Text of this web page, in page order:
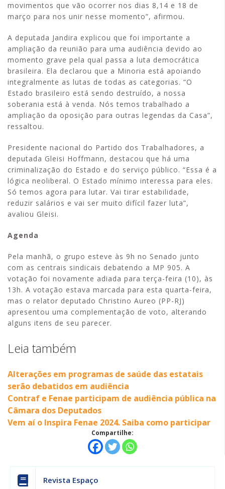
movimentos que vão ocorrer nos dias 8,14 e 18 de
março para nos unir nesse momento”, afirmou.
A deputada Jandira explicou que foi importante a
ampliação da reunião para uma audiência devido ao
momento grave pela qual passa a luta democrática
brasileira. Ela declarou que a Minoria está apoiando
integralmente as lutas de todas as categorias. “O
Estado brasileiro está sendo destruído, a nossa
soberania está à venda. Nós temos trabalhado a
ampliação da oposição para outras legendas da Casa”,
ressaltou.
Presidente nacional do Partido dos Trabalhadores, a
deputada Gleisi Hoffmann, destacou que há uma
criminalização do Estado e do serviço público. “Essa é a
lógica neoliberal. O Estado mínimo interessa para eles.
Só temos agora para lutar. Vai tirar estabilidade,
reduzir salários e vai ser muito difícil fazer luta”,
avaliou Gleisi.
Agenda
Pela manhã, o grupo esteve às 9h no Senado junto
com as centrais sindicais debatendo a MP 905. A
votação foi novamente adiada para terça-feira (10), às
13h. A votação estava marcada para esta quarta-feira,
mas o relator deputado Christino Aureo (PP-RJ)
apresentou uma complementação de voto, alterando
alguns itens de seu parecer.
Leia também
Alterações em programas de saúde das estatais
serão debatidos em audiência
Contraf e Fenae participam de audiência pública na
Câmara dos Deputados
Vem aí o Inspira Fenae 2024. Saiba como participar
Compartilhe:
Revista Espaço